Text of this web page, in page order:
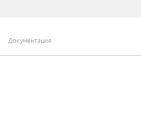
Документация